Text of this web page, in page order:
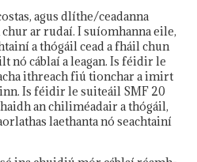
agus dlíthe/ceadanna
ar rudaí. I suíomhanna eile,
a thógáil cead a fháil chun
nó cáblaí a leagan. Is féidir le
ithreach fiú tionchar a imirt
Is féidir le suiteáil SMF 20
an chiliméadair a thógáil,
laethanta nó seachtainí